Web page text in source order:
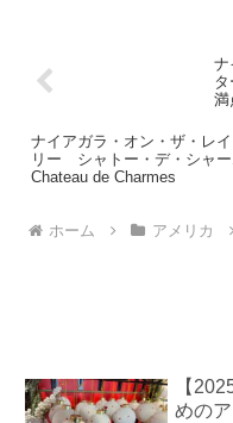
ナ
満
ナイアガラ・オン・ザ・レ
リー シャトー・デ・シャ
Chateau de Charmes
ホーム アメリカ
【
めの